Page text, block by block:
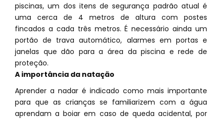
piscinas, um dos itens de segurança padrão atual é
uma cerca de 4 metros de altura com postes
fincados a cada três metros. É necessário ainda um
portão de trava automático, alarmes em portas e
janelas que dão para a área da piscina e rede de
proteção.
A importância da natação
Aprender a nadar é indicado como mais importante
para que as crianças se familiarizem com a água
aprendam a boiar em caso de queda acidental, por